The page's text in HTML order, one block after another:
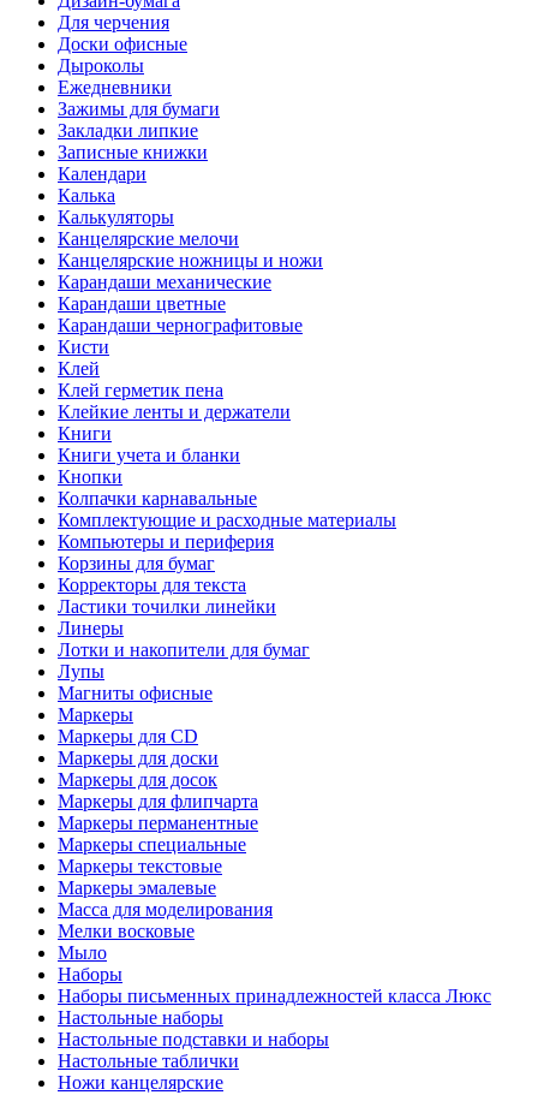
Для черчения
Доски офисные
Дыроколы
Ежедневники
Зажимы для бумаги
Закладки липкие
Записные книжки
Календари
Калька
Калькуляторы
Канцелярские мелочи
Канцелярские ножницы и ножи
Карандаши механические
Карандаши цветные
Карандаши чернографитовые
Кисти
Клей
Клей герметик пена
Клейкие ленты и держатели
Книги
Книги учета и бланки
Кнопки
Колпачки карнавальные
Комплектующие и расходные материалы
Компьютеры и периферия
Корзины для бумаг
Корректоры для текста
Ластики точилки линейки
Линеры
Лотки и накопители для бумаг
Лупы
Магниты офисные
Маркеры
Маркеры для CD
Маркеры для доски
Маркеры для досок
Маркеры для флипчарта
Маркеры перманентные
Маркеры специальные
Маркеры текстовые
Маркеры эмалевые
Масса для моделирования
Мелки восковые
Мыло
Наборы
Наборы письменных принадлежностей класса Люкс
Настольные наборы
Настольные подставки и наборы
Настольные таблички
Ножи канцелярские